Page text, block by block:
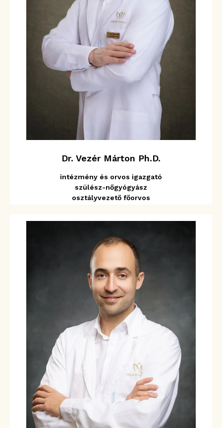
Dr. Vezér Márton Ph.D.
intézmény és orvos igazgató
szülész-nőgyógyász
osztályvezető főorvos